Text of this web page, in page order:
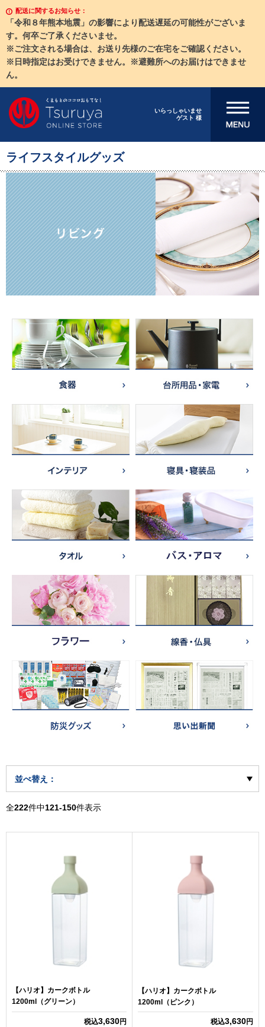
配送に関するお知らせ：
「令和８年熊本地震」の影響により配送遅延の可能性がございま
す。何卒ご了承くださいませ。
※ご注文される場合は、お送り先様のご在宅をご確認ください。
※日時指定はお受けできません。※避難所へのお届けはできませ
ん。
いらっしゃいませ
ゲスト 様
メニューを開
ライフスタイルグッズ
並べ替え：
全222件中121-150件表示
【ハリオ】カークボトル
1200ml（グリーン）
税込3,630円
【ハリオ】カークボトル
1200ml（ピンク）
税込3,630円